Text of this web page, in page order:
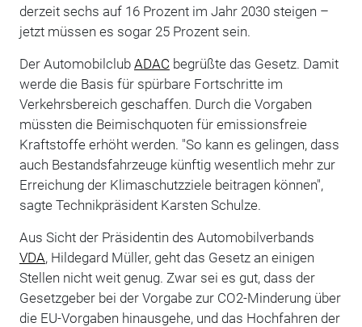
derzeit sechs auf 16 Prozent im Jahr 2030 steigen –
jetzt müssen es sogar 25 Prozent sein.
Der Automobilclub ADAC begrüßte das Gesetz. Damit
werde die Basis für spürbare Fortschritte im
Verkehrsbereich geschaffen. Durch die Vorgaben
müssten die Beimischquoten für emissionsfreie
Kraftstoffe erhöht werden. "So kann es gelingen, dass
auch Bestandsfahrzeuge künftig wesentlich mehr zur
Erreichung der Klimaschutzziele beitragen können",
sagte Technikpräsident Karsten Schulze.
Aus Sicht der Präsidentin des Automobilverbands
VDA, Hildegard Müller, geht das Gesetz an einigen
Stellen nicht weit genug. Zwar sei es gut, dass der
Gesetzgeber bei der Vorgabe zur CO2-Minderung über
die EU-Vorgaben hinausgehe, und das Hochfahren der